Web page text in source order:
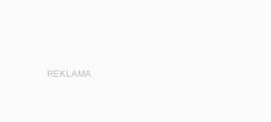
REKLAMA